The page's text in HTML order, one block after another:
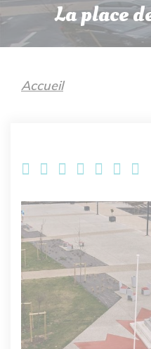
La place
Accueil